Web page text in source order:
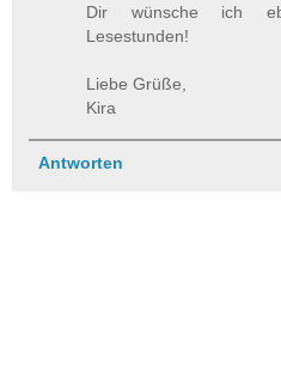
Dir wünsche ich
Lesestunden!
Liebe Grüße,
Kira
Antworten